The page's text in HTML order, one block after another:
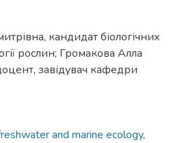
кандидат біологічних
рослин; Громакова Алла
завідувач кафедри
and marine ecology,